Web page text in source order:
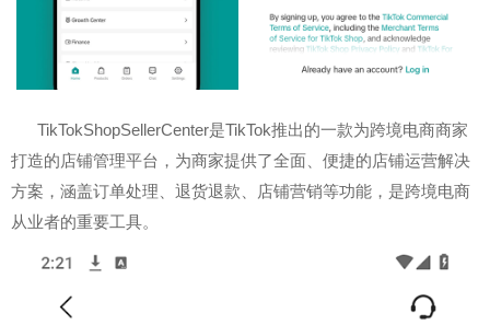
TikTokShopSellerCenter是TikTok推出的一款为跨境电商商家
打造的店铺管理平台，为商家提供了全面、便捷的店铺运营解决
方案，涵盖订单处理、退货退款、店铺营销等功能，是跨境电商
从业者的重要工具。